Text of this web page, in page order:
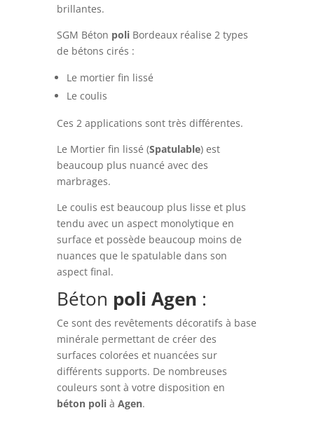
brillantes.
SGM Béton poliBordeaux réalise 2 types
de bétons cirés :
Le mortier fin lissé
Le coulis
Ces 2 applications sont très différentes.
Le Mortier fin lissé (Spatulable) est
beaucoup plus nuancé avec des
marbrages.
Le coulis est beaucoup plus lisse et plus
tendu avec un aspect monolytique en
surface et possède beaucoup moins de
nuances que le spatulable dans son
aspect final.
Béton poli Agen :
Ce sont des revêtements décoratifs à base
minérale permettant de créer des
surfaces colorées et nuancées sur
différents supports. De nombreuses
couleurs sont à votre disposition en
béton polià Agen.